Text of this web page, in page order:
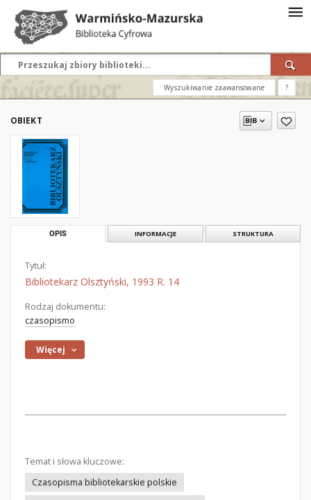
Wyszukiwanie zaawansowane ?
OBIEKT
OPIS INFORMACJE STRUKTURA
Tytuł:
Bibliotekarz Olsztyński, 1993 R. 14
Rodzaj dokumentu:
czasopismo
Więcej
Temat i słowa kluczowe:
Czasopisma bibliotekarskie polskie